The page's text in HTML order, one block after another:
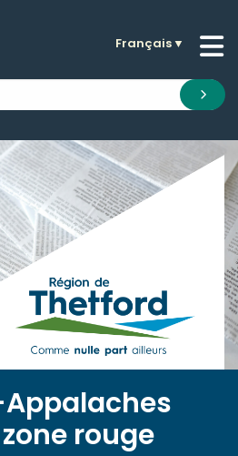
)
Français▼
rouge